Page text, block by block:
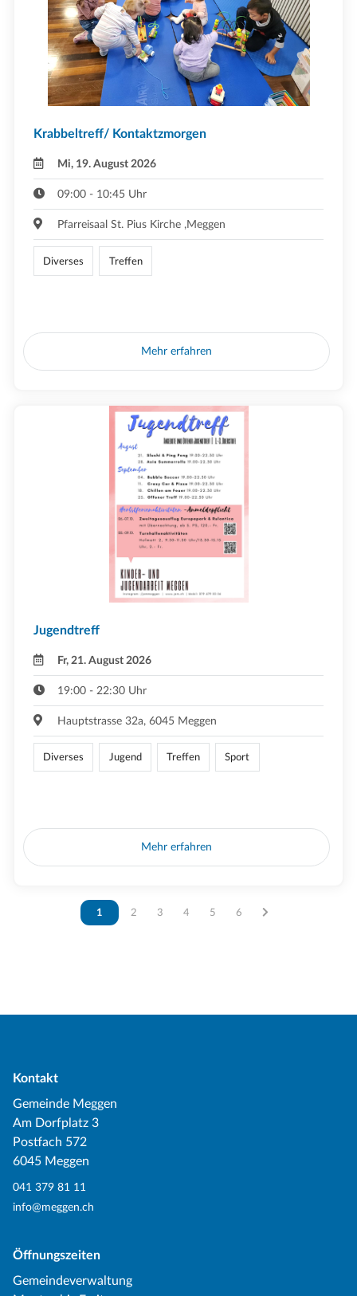
Krabbeltreff/ Kontaktzmorgen
Mi, 19. August 2026
09:00 - 10:45 Uhr
Pfarreisaal St. Pius Kirche ,Meggen
Diverses Treffen
Mehr erfahren
Jugendtreff
Fr, 21. August 2026
19:00 - 22:30 Uhr
Hauptstrasse 32a, 6045 Meggen
Diverses Jugend Treffen Sport
Mehr erfahren
Vous êtes sur la page
1 Vous êtes sur la page
2 Vous êtes sur la page
3 Vous êtes sur la page
4 Vous êtes sur la page
5 Vous êtes sur la page
6
Kontakt
Gemeinde Meggen
Am Dorfplatz 3
Postfach 572
6045 Meggen
041 379 81 11
info@meggen.ch
Öffnungszeiten
Gemeindeverwaltung